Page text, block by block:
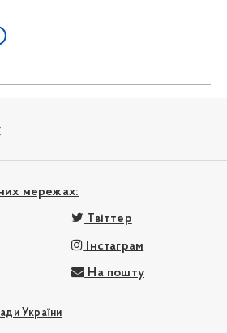
мережах:
Твіттер
Інстаграм
На пошту
України